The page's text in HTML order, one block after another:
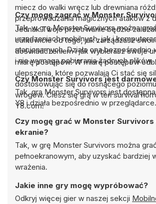
miecz do walki wręcz lub drewniana
przeprowadzania magicznych ataków z
Jednak Twoje przetrwanie będzie
całkowicie od tego, jak zarządzasz
doświadczeniem i jak wybierasz swoje
miarę postępów. W miarę postępów
ulepszenia, które pozwalają Ci stać się
dostosowując się do rosnącego
wrogów. Ciesz się grą w ten survival
Y8.com!
Czy mogę zagrać w Monster
Tak, w grę Monster Survivors można
urządzeniach mobilnych, jak i
stacjonarnych. Działa ona bezpośrednio
i nie wymaga pobierania żadnych plików.
Czy Monster Survivors jest
Tak, gra Monster Survivors jest
Y8 i działa bezpośrednio w przeglądarce.
Czy mogę grać w Monster Survivors
ekranie?
Tak, w grę Monster Survivors można
pełnoekranowym, aby uzyskać bardziej
wrażenia.
Jakie inne gry mogę wypróbować?
Odkryj więcej gier w naszej sekcji